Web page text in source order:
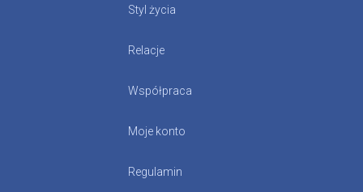
Styl życia
Relacje
Współpraca
Moje konto
Regulamin